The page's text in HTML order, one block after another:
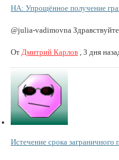
НА: Упрощённое получение
@julia-vadimovna
От Дмитрий Карлов 3 дня
Истечение срока